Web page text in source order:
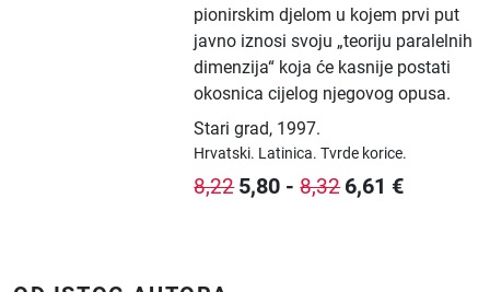
pionirskim djelom u kojem prvi put
javno iznosi svoju „teoriju paralelnih
dimenzija“ koja će kasnije postati
okosnica cijelog njegovog opusa.
Stari grad, 1997.
Hrvatski. Latinica.Tvrde korice.
8,22 5,80 -8,32 6,61 €